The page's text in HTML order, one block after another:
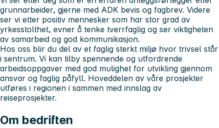
grunnarbeider, gjerne med ADK bevis og fagbrev. Videre
ser vi etter positiv mennesker som har stor grad av
yrkesstolthet, evner å tenke tverrfaglig og ser viktigheten
av samarbeid og god kommunikasjon.
Hos oss blir du del av et faglig sterkt miljø hvor trivsel står
i sentrum. Vi kan tilby spennende og utfordrende
arbeidsoppgaver med god mulighet for utvikling gjennom
ansvar og faglig påfyll. Hoveddelen av våre prosjekter
utføres i regionen i sammen med innslag av
reiseprosjekter.
Om bedriften